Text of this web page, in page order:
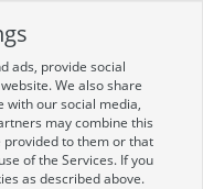
erforderlich)
ads, provide social
We also share
with our social media,
may combine this
to them or that
of the Services. If you
as described above.